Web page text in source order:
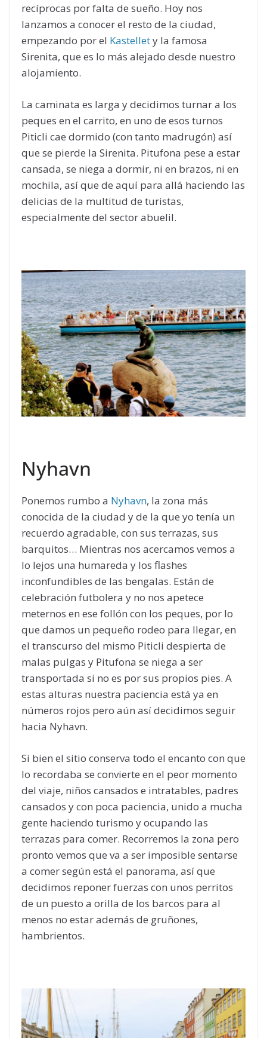
recíprocas por falta de sueño. Hoy nos
lanzamos a conocer el resto de la ciudad,
empezando por el Kastellety la famosa
Sirenita, que es lo más alejado desde nuestro
alojamiento.
La caminata es larga y decidimos turnar a los
peques en el carrito, en uno de esos turnos
Piticli cae dormido (con tanto madrugón) así
que se pierde la Sirenita. Pitufona pese a estar
cansada, se niega a dormir, ni en brazos, ni en
mochila, así que de aquí para allá haciendo las
delicias de la multitud de turistas,
especialmente del sector abuelil.
Nyhavn
Ponemos rumbo a Nyhavn, la zona más
conocida de la ciudad y de la que yo tenía un
recuerdo agradable, con sus terrazas, sus
barquitos… Mientras nos acercamos vemos a
lo lejos una humareda y los flashes
inconfundibles de las bengalas. Están de
celebración futbolera y no nos apetece
meternos en ese follón con los peques, por lo
que damos un pequeño rodeo para llegar, en
el transcurso del mismo Piticli despierta de
malas pulgas y Pitufona se niega a ser
transportada si no es por sus propios pies. A
estas alturas nuestra paciencia está ya en
números rojos pero aún así decidimos seguir
hacia Nyhavn.
Si bien el sitio conserva todo el encanto con que
lo recordaba se convierte en el peor momento
del viaje, niños cansados e intratables, padres
cansados y con poca paciencia, unido a mucha
gente haciendo turismo y ocupando las
terrazas para comer. Recorremos la zona pero
pronto vemos que va a ser imposible sentarse
a comer según está el panorama, así que
decidimos reponer fuerzas con unos perritos
de un puesto a orilla de los barcos para al
menos no estar además de gruñones,
hambrientos.